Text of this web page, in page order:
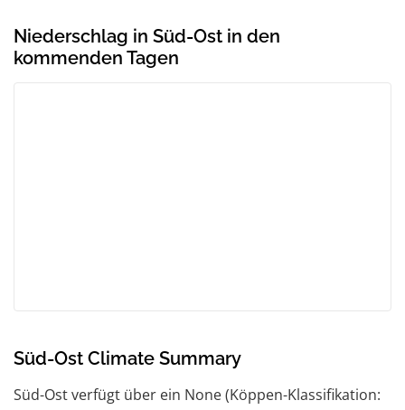
Niederschlag in Süd-Ost in den
kommenden Tagen
Süd-Ost Climate Summary
Süd-Ost verfügt über ein None (Köppen-Klassifikation: